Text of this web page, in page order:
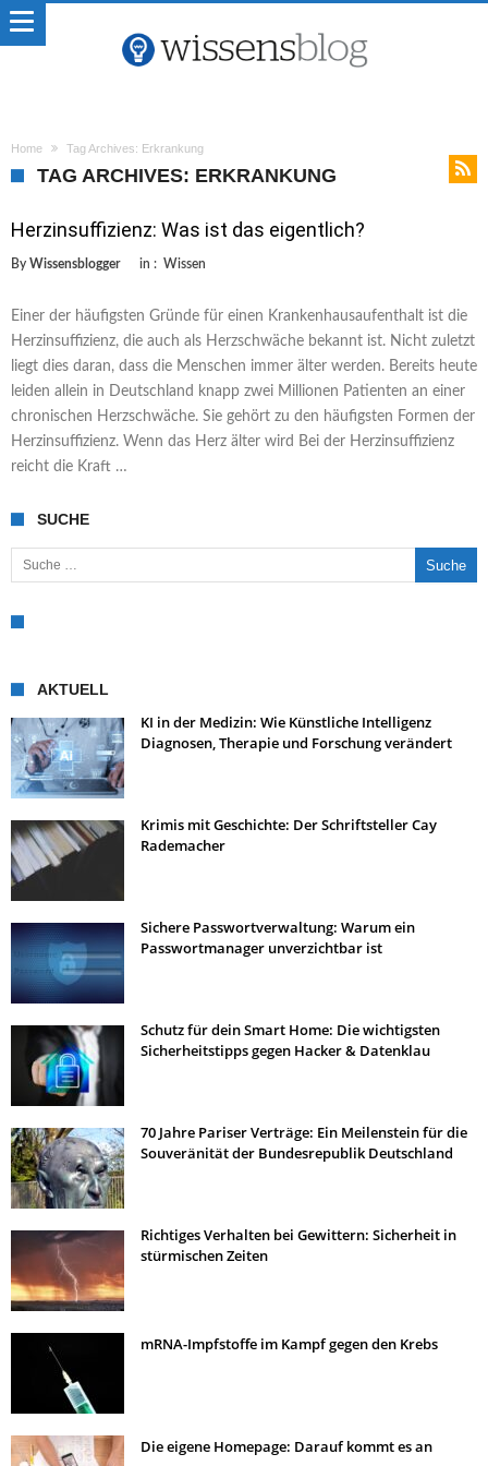
Home Tag Archives: Erkrankung
TAG ARCHIVES: ERKRANKUNG
Herzinsuffizienz: Was ist das eigentlich?
By Wissensblogger in : Wissen
Einer der häufigsten Gründe für einen Krankenhausaufenthalt ist die
Herzinsuffizienz, die auch als Herzschwäche bekannt ist. Nicht zuletzt
liegt dies daran, dass die Menschen immer älter werden. Bereits heute
leiden allein in Deutschland knapp zwei Millionen Patienten an einer
chronischen Herzschwäche. Sie gehört zu den häufigsten Formen der
Herzinsuffizienz. Wenn das Herz älter wird Bei der Herzinsuffizienz
reicht die Kraft …
SUCHE
Suche nach:
AKTUELL
KI in der Medizin: Wie Künstliche Intelligenz
Diagnosen, Therapie und Forschung verändert
Krimis mit Geschichte: Der Schriftsteller Cay
Rademacher
Sichere Passwortverwaltung: Warum ein
Passwortmanager unverzichtbar ist
Schutz für dein Smart Home: Die wichtigsten
Sicherheitstipps gegen Hacker & Datenklau
70 Jahre Pariser Verträge: Ein Meilenstein für die
Souveränität der Bundesrepublik Deutschland
Richtiges Verhalten bei Gewittern: Sicherheit in
stürmischen Zeiten
mRNA-Impfstoffe im Kampf gegen den Krebs
Die eigene Homepage: Darauf kommt es an